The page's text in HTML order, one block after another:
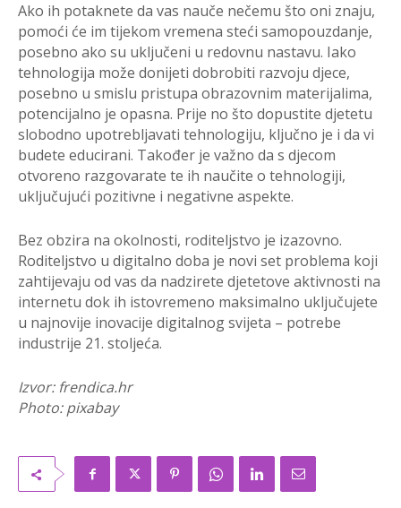
Ako ih potaknete da vas nauče nečemu što oni znaju,
pomoći će im tijekom vremena steći samopouzdanje,
posebno ako su uključeni u redovnu nastavu. Iako
tehnologija može donijeti dobrobiti razvoju djece,
posebno u smislu pristupa obrazovnim materijalima,
potencijalno je opasna. Prije no što dopustite djetetu
slobodno upotrebljavati tehnologiju, ključno je i da vi
budete educirani. Također je važno da s djecom
otvoreno razgovarate te ih naučite o tehnologiji,
uključujući pozitivne i negativne aspekte.
Bez obzira na okolnosti, roditeljstvo je izazovno.
Roditeljstvo u digitalno doba je novi set problema koji
zahtijevaju od vas da nadzirete djetetove aktivnosti na
internetu dok ih istovremeno maksimalno uključujete
u najnovije inovacije digitalnog svijeta – potrebe
industrije 21. stoljeća.
Izvor: frendica.hr
Photo: pixabay